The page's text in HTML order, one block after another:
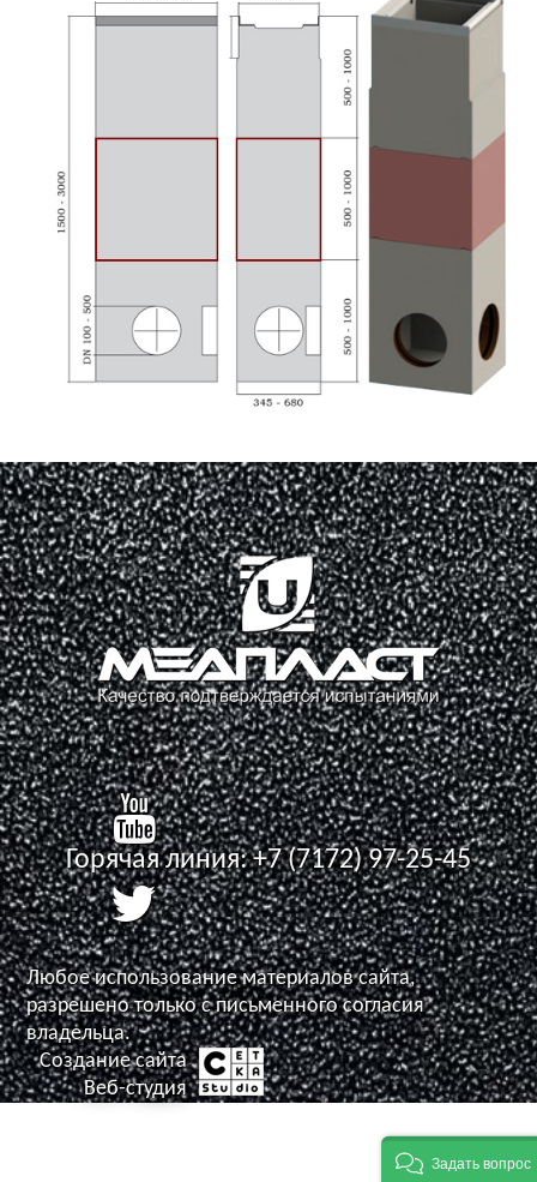
Горячая линия:+7 (7172) 97-25-45
Любое использование материалов сайта,
разрешено только с письменного согласия
владельца.
Создание сайта
Веб-студия
Задать вопрос